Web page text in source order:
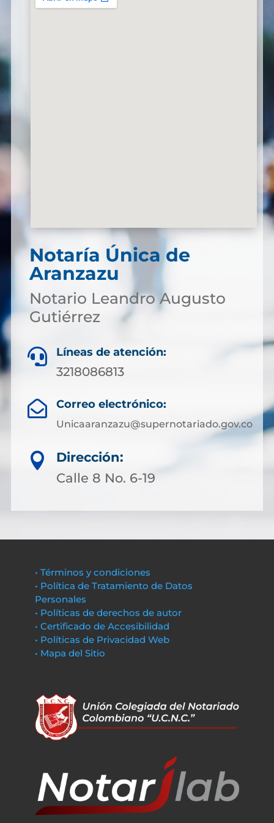
Notaría Única de
Aranzazu
Notario Leandro Augusto
Gutiérrez
 Líneas de atención:
3218086813
 Correo electrónico:
Unicaaranzazu@supernotariado.gov.co

Dirección:
Calle 8 No. 6-19
• Términos y condiciones
• Política de Tratamiento de Datos
Personales
• Políticas de derechos de autor
• Certificado de Accesibilidad
• Políticas de Privacidad Web
• Mapa del Sitio